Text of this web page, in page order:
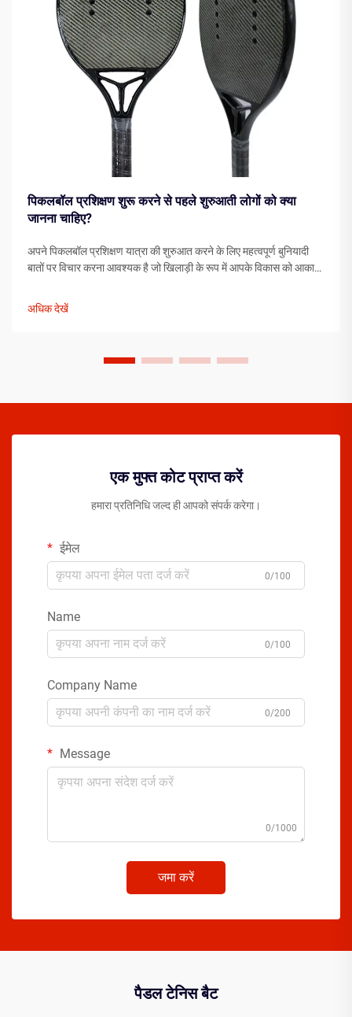
पिकलबॉल प्रशिक्षण शुरू करने से पहले शुरुआती लोगों को क्या
जानना चाहिए?
अपने पिकलबॉल प्रशिक्षण यात्रा की शुरुआत करने के लिए महत्वपूर्ण बुनियादी
बातों पर विचार करना आवश्यक है जो खिलाड़ी के रूप में आपके विकास को आकार
में काफी तेजी आ सकती है...
अधिक देखें
एक मुफ्त कोट प्राप्त करें
हमारा प्रतिनिधि जल्द ही आपको संपर्क करेगा।
ईमेल
0/100
Name
0/100
Company Name
0/200
Message
0/1000
जमा करें
पैडल टेनिस बैट